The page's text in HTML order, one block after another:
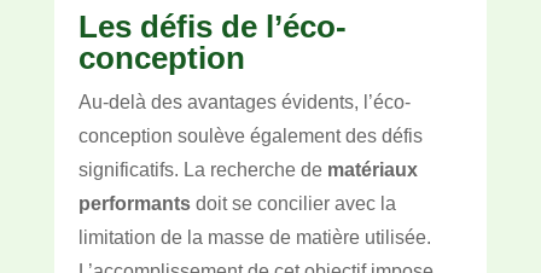
Les défis de l’éco-
conception
Au-delà des avantages évidents, l’éco-
conception soulève également des défis
significatifs. La recherche de matériaux
performantsdoit se concilier avec la
limitation de la masse de matière utilisée.